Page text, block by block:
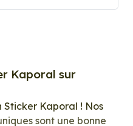
Kaporal sur
Sticker Kaporal ! Nos
sont une bonne